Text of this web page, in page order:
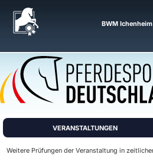
BWM
VERANSTALTUNGEN
Weitere Prüfungen der Veranstaltung in